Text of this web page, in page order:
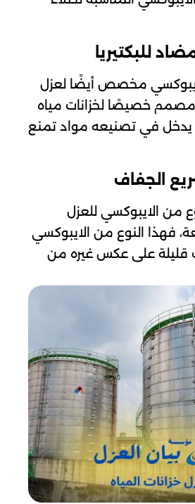
للبكتيريا
مخصص أيضًا لعزل
مصمم خصيصًا لخزانات مياه
يدخل في تصنيعه مواد تمنع
الجفاف
من الايبوكسي للعزل
فهذا النوع من الايبوكسي
قليلة على عكس غيره من